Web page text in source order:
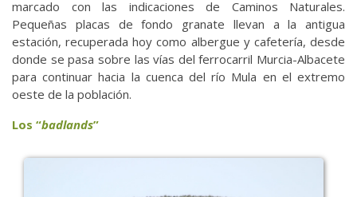
marcado con las indicaciones de Caminos Naturales.
Pequeñas placas de fondo granate llevan a la antigua
estación, recuperada hoy como albergue y cafetería, desde
donde se pasa sobre las vías del ferrocarril Murcia-Albacete
para continuar hacia la cuenca del río Mula en el extremo
oeste de la población.
Los “badlands”